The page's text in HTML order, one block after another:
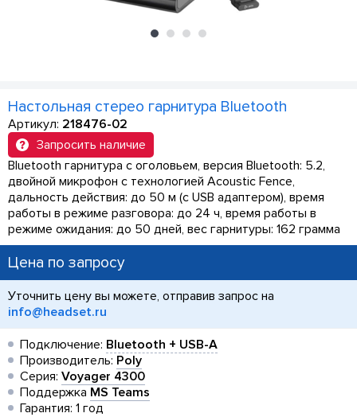
Настольная стерео гарнитура Bluetooth
Артикул: 218476-02
Запросить наличие
Bluetooth гарнитура с оголовьем, версия Bluetooth: 5.2,
двойной микрофон с технологией Acoustic Fence,
дальность действия: до 50 м (с USB адаптером), время
работы в режиме разговора: до 24 ч, время работы в
режиме ожидания: до 50 дней, вес гарнитуры: 162 грамма
Цена по запросу
Уточнить цену вы можете, отправив запрос на
info@headset.ru
Подключение: Bluetooth + USB-A
Производитель: Poly
Серия: Voyager 4300
Поддержка MS Teams
Гарантия: 1 год